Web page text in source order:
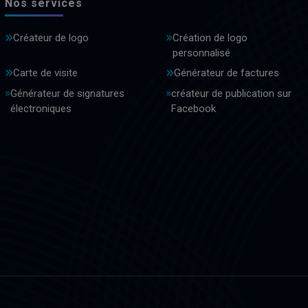
Nos services
Créateur de logo
Création de logo
personnalisé
Carte de visite
Générateur de factures
Générateur de signatures
électroniques
créateur de publication sur
Facebook